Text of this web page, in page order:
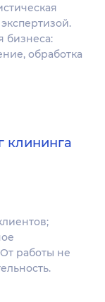
бизнеса:
обработка
клининга
работы не